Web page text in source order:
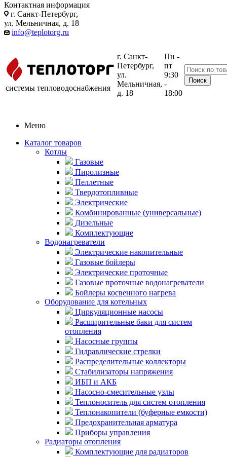
Контактная информация
г. Санкт-Петербург,
ул. Мельничная, д. 18
info@teplotorg.ru
системы тепловодоснабжения
г. Санкт-
Петербург,
ул.
Мельничная,
д. 18
Пн -
пт
9:30
-
18:00
Меню
Каталог товаров
Котлы
Газовые
Пиролизные
Пеллетные
Твердотопливные
Электрические
Комбинированные (универсальные)
Дизельные
Комплектующие
Водонагреватели
Электрические накопительные
Газовые бойлеры
Электрические проточные
Газовые проточные водонагреватели
Бойлеры косвенного нагрева
Оборудование для котельных
Циркуляционные насосы
Расширительные баки для систем
отопления
Насосные группы
Гидравлические стрелки
Распределительные коллекторы
Стабилизаторы напряжения
ИБП и АКБ
Насосно-смесительные узлы
Теплоноситель для систем отопления
Теплонакопители (буферные емкости)
Предохранительная арматура
Приборы управления
Радиаторы отопления
Комплектующие для радиаторов